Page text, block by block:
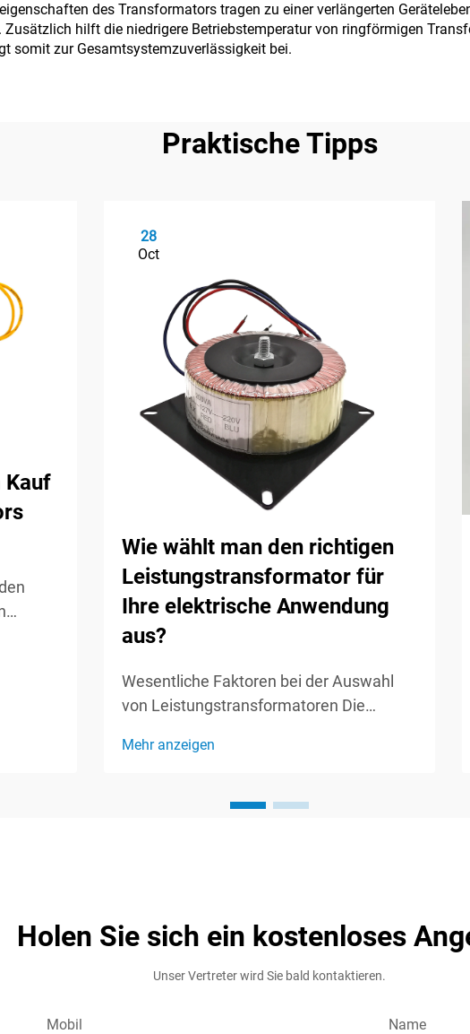
des Transformators tragen zu einer verlängerten
hilft die niedrigere Betriebstemperatur von ringförmigen
somit zur Gesamtsystemzuverlässigkeit bei.
Praktische Tipps
Kauf
28
Oct
Wie wählt man den richtigen
Leistungstransformator für
Ihre elektrische Anwendung
aus?
Wesentliche Faktoren bei der Auswahl
von Leistungstransformatoren Die
Leistungstransformators ist eine
Effizienz, Zuverlässigkeit und Sicherheit
Mehr anzeigen
Holen Sie sich ein kostenloses
Unser Vertreter wird Sie bald kontaktieren.
Mobil
Name